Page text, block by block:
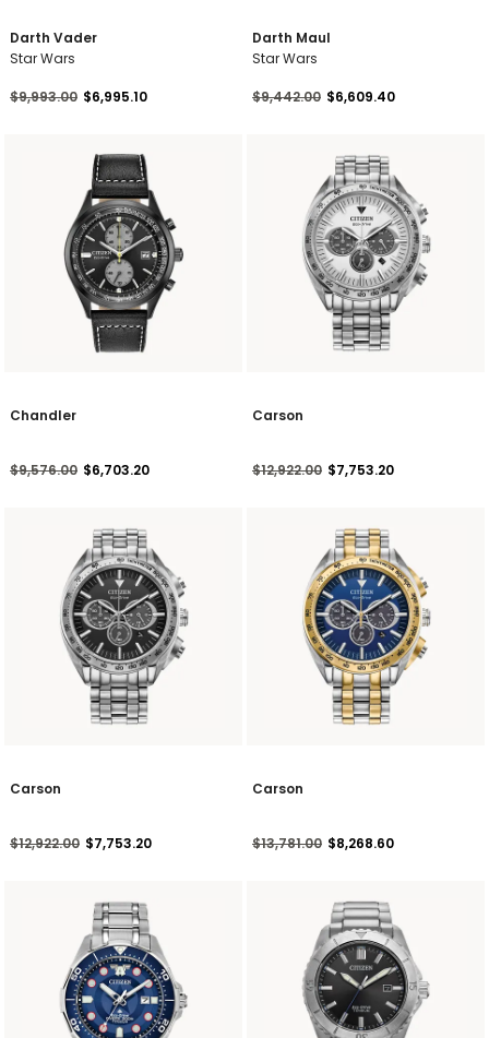
Darth Vader
Star Wars
Precio reducido de
$9,993.00a$6,995.10
Darth Maul
Star Wars
Precio reducido de
$9,442.00a$6,609.40
Chandler
Precio reducido de
$9,576.00a$6,703.20
Carson
Precio reducido de
$12,922.00a$7,753.20
Carson
Precio reducido de
$12,922.00a$7,753.20
Carson
Precio reducido de
$13,781.00a$8,268.60